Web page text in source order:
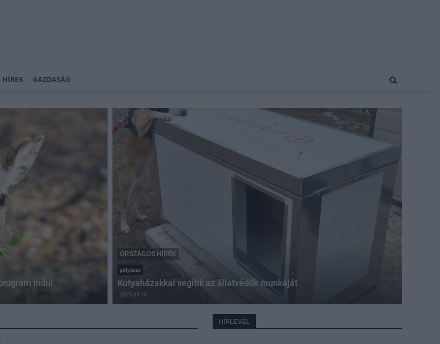
HÍREK GAZDASÁG
indul
ORSZÁGOS HÍREK
pályázat
Kutyaházakkal segítik az állatvédők munkáját
2025.03.19
HÍRLEVÉL